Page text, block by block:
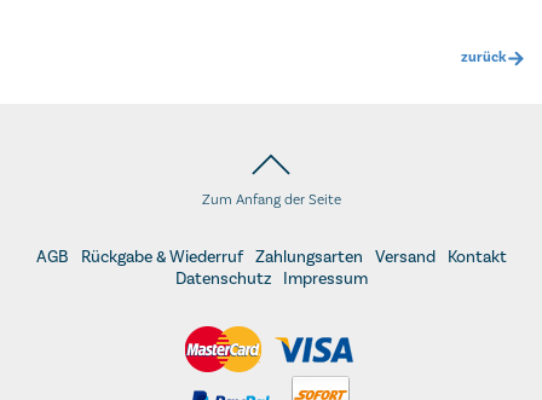
zurück
Zum Anfang der Seite
AGB Rückgabe & Wiederruf Zahlungsarten Versand
Kontakt
Datenschutz
Impressum